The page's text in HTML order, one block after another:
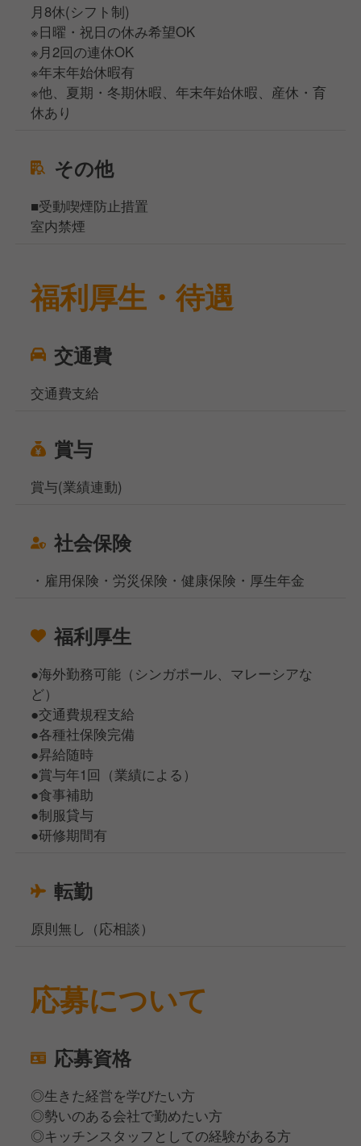
月8休(シフト制)
※日曜・祝日の休み希望OK
※月2回の連休OK
※年末年始休暇有
※他、夏期・冬期休暇、年末年始休暇、産休・育
休あり
その他
■受動喫煙防止措置
室内禁煙
福利厚生・待遇
交通費
交通費支給
賞与
賞与(業績連動)
社会保険
・雇用保険・労災保険・健康保険・厚生年金
福利厚生
●海外勤務可能（シンガポール、マレーシアな
ど）
●交通費規程支給
●各種社保険完備
●昇給随時
●賞与年1回（業績による）
●食事補助
●制服貸与
●研修期間有
転勤
原則無し（応相談）
応募について
応募資格
◎生きた経営を学びたい方
◎勢いのある会社で勤めたい方
◎キッチンスタッフとしての経験がある方